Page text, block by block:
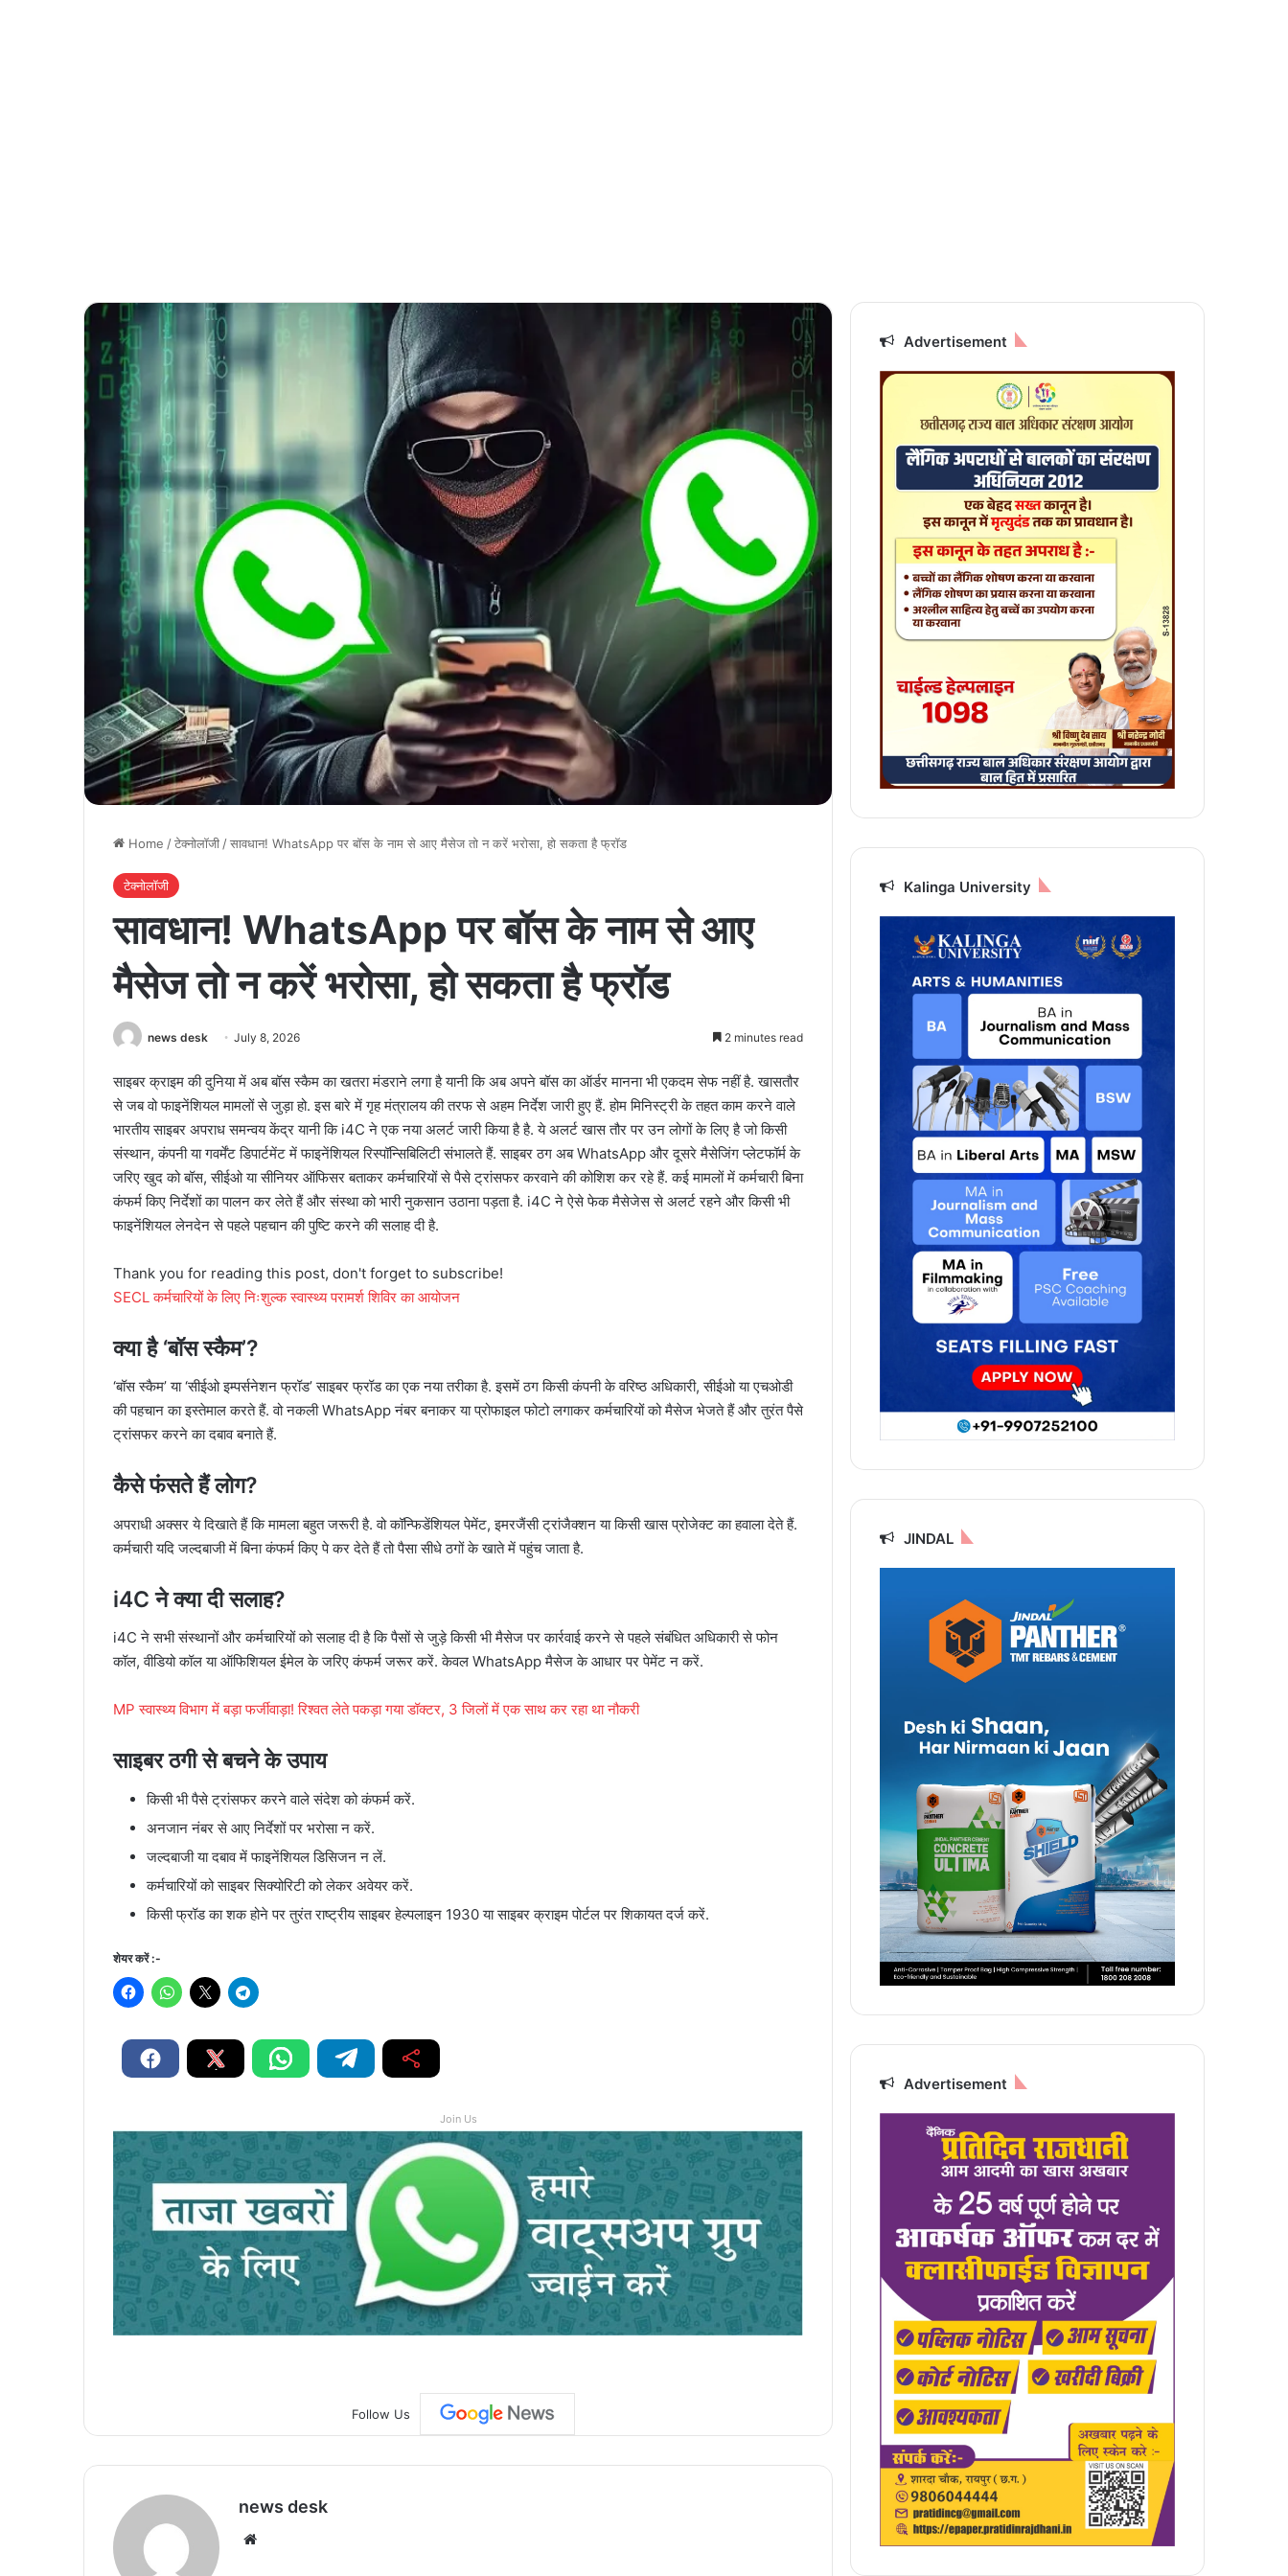
Home /टेक्नोलॉजी /सावधान! WhatsApp पर बॉस के नाम से आए मैसेज तो न करें भरोसा, हो सकता है फ्रॉड
टेक्नोलॉजी
सावधान! WhatsApp पर बॉस के नाम से आए
मैसेज तो न करें भरोसा, हो सकता है फ्रॉड
news desk July 8, 2026 2 minutes read
साइबर क्राइम की दुनिया में अब बॉस स्कैम का खतरा मंडराने लगा है यानी कि अब अपने बॉस का ऑर्डर मानना भी एकदम सेफ नहीं है. खासतौर
से जब वो फाइनेंशियल मामलों से जुड़ा हो. इस बारे में गृह मंत्रालय की तरफ से अहम निर्देश जारी हुए हैं. होम मिनिस्ट्री के तहत काम करने वाले
भारतीय साइबर अपराध समन्वय केंद्र यानी कि i4C ने एक नया अलर्ट जारी किया है है. ये अलर्ट खास तौर पर उन लोगों के लिए है जो किसी
संस्थान, कंपनी या गवर्मेंट डिपार्टमेंट में फाइनेंशियल रिस्पॉन्सिबिलिटी संभालते हैं. साइबर ठग अब WhatsApp और दूसरे मैसेजिंग प्लेटफॉर्म के
जरिए खुद को बॉस, सीईओ या सीनियर ऑफिसर बताकर कर्मचारियों से पैसे ट्रांसफर करवाने की कोशिश कर रहे हैं. कई मामलों में कर्मचारी बिना
कंफर्म किए निर्देशों का पालन कर लेते हैं और संस्था को भारी नुकसान उठाना पड़ता है. i4C ने ऐसे फेक मैसेजेस से अलर्ट रहने और किसी भी
फाइनेंशियल लेनदेन से पहले पहचान की पुष्टि करने की सलाह दी है.
Thank you for reading this post, don't forget to subscribe!
SECL कर्मचारियों के लिए निःशुल्क स्वास्थ्य परामर्श शिविर का आयोजन
क्या है ‘बॉस स्कैम’?
‘बॉस स्कैम’ या ‘सीईओ इम्पर्सनेशन फ्रॉड’ साइबर फ्रॉड का एक नया तरीका है. इसमें ठग किसी कंपनी के वरिष्ठ अधिकारी, सीईओ या एचओडी
की पहचान का इस्तेमाल करते हैं. वो नकली WhatsApp नंबर बनाकर या प्रोफाइल फोटो लगाकर कर्मचारियों को मैसेज भेजते हैं और तुरंत पैसे
ट्रांसफर करने का दबाव बनाते हैं.
कैसे फंसते हैं लोग?
अपराधी अक्सर ये दिखाते हैं कि मामला बहुत जरूरी है. वो कॉन्फिडेंशियल पेमेंट, इमरजैंसी ट्रांजैक्शन या किसी खास प्रोजेक्ट का हवाला देते हैं.
कर्मचारी यदि जल्दबाजी में बिना कंफर्म किए पे कर देते हैं तो पैसा सीधे ठगों के खाते में पहुंच जाता है.
i4C ने क्या दी सलाह?
i4C ने सभी संस्थानों और कर्मचारियों को सलाह दी है कि पैसों से जुड़े किसी भी मैसेज पर कार्रवाई करने से पहले संबंधित अधिकारी से फोन
कॉल, वीडियो कॉल या ऑफिशियल ईमेल के जरिए कंफर्म जरूर करें. केवल WhatsApp मैसेज के आधार पर पेमेंट न करें.
MP स्वास्थ्य विभाग में बड़ा फर्जीवाड़ा! रिश्वत लेते पकड़ा गया डॉक्टर, 3 जिलों में एक साथ कर रहा था नौकरी
साइबर ठगी से बचने के उपाय
किसी भी पैसे ट्रांसफर करने वाले संदेश को कंफर्म करें.
अनजान नंबर से आए निर्देशों पर भरोसा न करें.
जल्दबाजी या दबाव में फाइनेंशियल डिसिजन न लें.
कर्मचारियों को साइबर सिक्योरिटी को लेकर अवेयर करें.
किसी फ्रॉड का शक होने पर तुरंत राष्ट्रीय साइबर हेल्पलाइन 1930 या साइबर क्राइम पोर्टल पर शिकायत दर्ज करें.
शेयर करें :-
Join Us
Follow Us
news desk
Advertisement
Kalinga University
JINDAL
Advertisement